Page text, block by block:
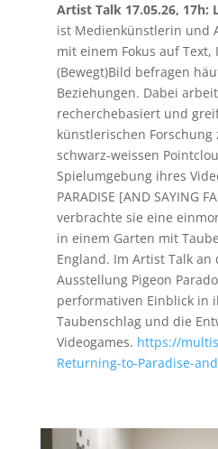
Artist Talk 17.05.26, 17h:
ist Medienkünstlerin und
mit einem Fokus auf
(Bewegt)Bild befragen
Beziehungen. Dabei
recherchebasiert und
künstlerischen
schwarz-weissen
Spielumgebung ihres
PARADISE [AND SAYING
verbrachte sie eine
in einem Garten mit
England. Im Artist Talk an
Ausstellung Pigeon
performativen Einblick in
Taubenschlag und die
Videogames. https://
Returning-to-Paradise-